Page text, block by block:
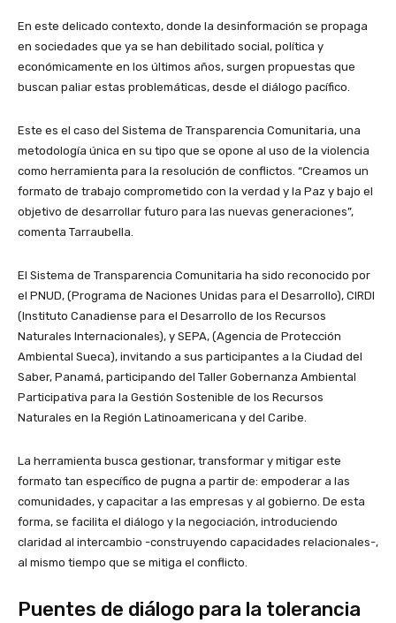
En este delicado contexto, donde la desinformación se propaga
en sociedades que ya se han debilitado social, política y
económicamente en los últimos años, surgen propuestas que
buscan paliar estas problemáticas, desde el diálogo pacífico.
Este es el caso del Sistema de Transparencia Comunitaria, una
metodología única en su tipo que se opone al uso de la violencia
como herramienta para la resolución de conflictos. “Creamos un
formato de trabajo comprometido con la verdad y la Paz y bajo el
objetivo de desarrollar futuro para las nuevas generaciones”,
comenta Tarraubella.
El Sistema de Transparencia Comunitaria ha sido reconocido por
el PNUD, (Programa de Naciones Unidas para el Desarrollo), CIRDI
(Instituto Canadiense para el Desarrollo de los Recursos
Naturales Internacionales), y SEPA, (Agencia de Protección
Ambiental Sueca), invitando a sus participantes a la Ciudad del
Saber, Panamá, participando del Taller Gobernanza Ambiental
Participativa para la Gestión Sostenible de los Recursos
Naturales en la Región Latinoamericana y del Caribe.
La herramienta busca gestionar, transformar y mitigar este
formato tan específico de pugna a partir de: empoderar a las
comunidades, y capacitar a las empresas y al gobierno. De esta
forma, se facilita el diálogo y la negociación, introduciendo
claridad al intercambio -construyendo capacidades relacionales-,
al mismo tiempo que se mitiga el conflicto.
Puentes de diálogo para la tolerancia